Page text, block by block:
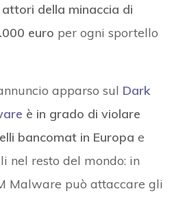
della minaccia di
euro per ogni sportello
apparso sul Dark
è in grado di violare
bancomat in Europa e
nel resto del mondo: in
Malware può attaccare gli